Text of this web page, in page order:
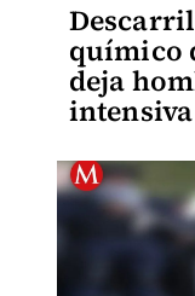
químico
deja
intensiva